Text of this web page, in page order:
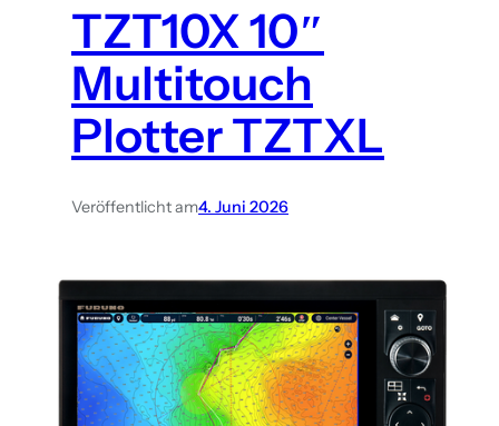
TZT10X 10″
Multitouch
Plotter TZTXL
Veröffentlicht am4. Juni 2026